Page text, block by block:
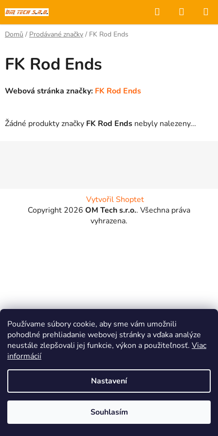
Používame súbory cookie, aby sme vám umožnili
pohodlné prehliadanie webovej stránky a vďaka analýze
neustále zlepšovali jej funkcie, výkon a použiteľnosť. Viac
informácií
Nastavení
Souhlasím
na
obsah
Hledat
KOŠÍK
Domů / Prodávané značky / FK Rod Ends
FK Rod Ends
Webová stránka značky: FK Rod Ends
Žádné produkty značky FK Rod Ends nebyly nalezeny...
Vytvořil Shoptet
Copyright 2026 OM Tech s.r.o.. Všechna práva
vyhrazena.